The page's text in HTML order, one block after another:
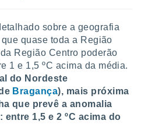
sobre a geografia
quase toda a Região
Região Centro poderão
1 e 1,5 ºC acima da média.
do Nordeste
Bragança), mais próxima
que prevê a anomalia
1,5 e 2 ºC acima do